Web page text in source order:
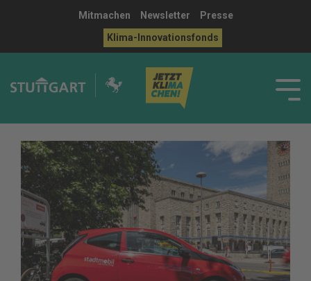
Mitmachen Newsletter
Presse
Klima-Innovationsfonds